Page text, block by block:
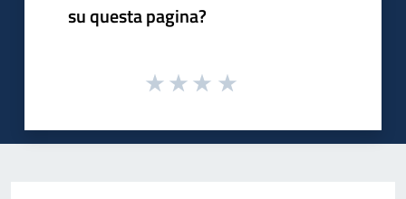
su questa pagina?